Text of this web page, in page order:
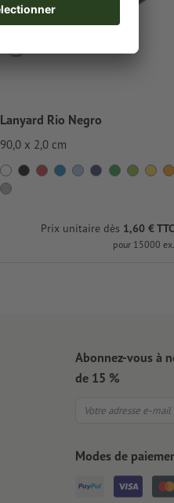
Lanyard Rio Negro
90,0 x 2,0 cm
Prix unitaire dès 1,60 € TTC
pour 15000 ex.
Abonnez-vous à
de 15 %
Modes de